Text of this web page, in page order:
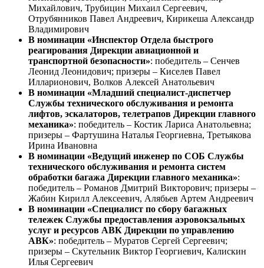
Михайлович, Трубицин Михаил Сергеевич,
Отрубянников Павел Андреевич, Кирикеша Александр
Владимирович
В номинации «Инспектор Отдела быстрого
реагирования Дирекции авиационной и
транспортной безопасности»: победитель – Сенчев
Леонид Леонидович; призеры – Киселев Павел
Илларионович, Волков Алексей Анатольевич
В номинации «Младший специалист-диспетчер
Службы технического обслуживания и ремонта
лифтов, эскалаторов, телетрапов Дирекции главного
механика»: победитель – Костик Лариса Анатольевна;
призеры – Фартушина Наталья Георгиевна, Третьякова
Ирина Ивановна
В номинации «Ведущий инженер по СОБ Службы
технического обслуживания и ремонта систем
обработки багажа Дирекции главного механика»:
победитель – Романов Дмитрий Викторович; призеры –
Жабин Кирилл Алексеевич, Алябьев Артем Андреевич
В номинации «Специалист по сбору багажных
тележек Службы предоставления аэровокзальных
услуг и ресурсов АВК Дирекции по управлению
АВК»: победитель – Муратов Сергей Сергеевич;
призеры – Скутельник Виктор Георгиевич, Калискин
Илья Сергеевич